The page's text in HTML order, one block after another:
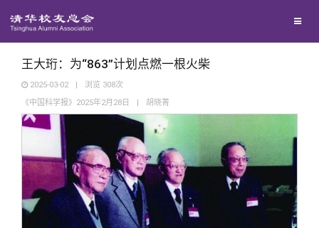
西南联大校友会
义工计划
新媒体平台
青春风采
校友文苑
校友讲坛
校友视界
王大珩：为“863”计划点燃一根火柴
2025-03-02 | 浏览 308次
《中国科学报》2025年2月28日
| 胡晓菁